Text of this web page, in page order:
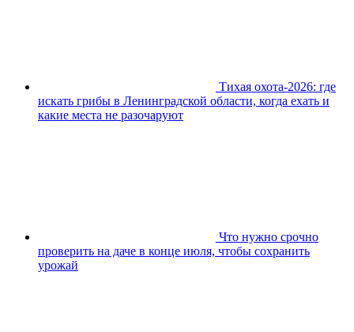
Тихая охота-2026: где
искать грибы в Ленинградской области, когда ехать и
какие места не разочаруют
Что нужно срочно
проверить на даче в конце июля, чтобы сохранить
урожай